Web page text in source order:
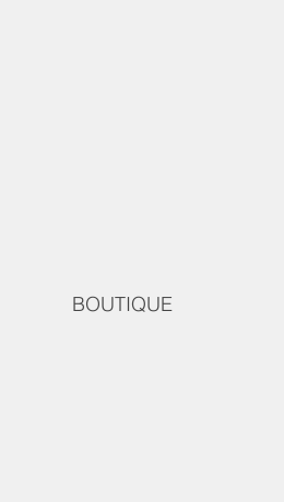
BOUTIQUE